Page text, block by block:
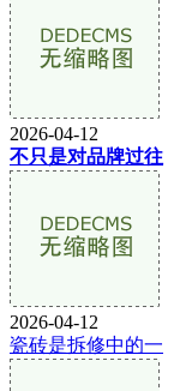
2026-04-12
不只是对品牌过往
2026-04-12
瓷砖是拆修中的一